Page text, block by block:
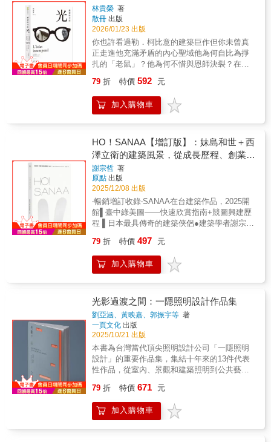
Chaos" as his core philosophy, he aimed to
translate Hong Kong's hybridity and grassroots
culture into a unique design language. He
designed the Hong Kong Arts Centre and was
one of the designers of the HKSAR emblem.
He was also among the first architects to
reform and opening-up.From his return to Hong
stroke in 2002, Tao Ho's professional life
spanned fifty years. His extensive body of
work—including designs, theoretical ideas,
and artistic creations—continues to profoundly
influence Hong Kong's urban landscape and
culture today as both experiments and
practice. By reorganising and re-examining
Tao Ho's precious archived legacy, this book
aims to reconstruct his intellectual lineage and
highlight his standing and contributions to
Hong Kong and international architectural
history.
品全集。本書即為此構想的全球中文版，經過
柯比意基金會正式授權的勒．柯比意中文作品
集。長達55年的創作生涯，這本由現代建築大
師勒．柯比意親自編輯而成的《作品全集》，
除了是「作品專輯」，更是勒・柯比意的「教
程典籍」；甚至也是「側寫傳記」或「成長日
記」，有「略傳」總述他的人生歷程，全書字
裡行間透露許多他的人生軌跡與個性特質：有
年紀輕輕就對現代藝術、工藝與建築創作學習
的想像；有對於布爾什維克的期待與幻滅；有
房子的字句；有自嘲內向封閉仿若「內有惡
犬」的方案手法；有抱怨被外洩、被竊占的創
意；有淡化在二戰期間企圖經由維琪政權取得
影響力的意圖，代之以側重技術層次與參與公
共事務的討論；有大膽抖出在國際競圖中被惡
意「做掉」，並且不諱言向國際法庭提告，指
控評審過程與結果不公，違反公告與預算，以
及最終選出作品剽竊他方案配置的歷史公案；
有為在葛蕾（Eileen Gray）房子裡塗鴉作畫的
推諉託辭；有提到兩個日本弟子協助搞定遠在
開竅；甚至有給媽媽慶生的速寫賀卡，絲毫不
遮掩他與媽媽的好感情。《作品全集》無時不
刻散發他的氣息、透露他的存在。字裡行間可
的酸楚、他的堅持、他的犬儒、他的抱負與他
的信念。這本單冊作品全集以整體總覽的架構
方式，勾勒出勒．柯比意龐然廣衍的作品體
系。相對於另一套八卷的系列作品集，本書在
內容編排上，經勒．柯比意和編輯消化後，為
系統整理的精華版，作品依據主題分類，分
為：●私人住宅建築●大型公共建築●博物館、
都市規劃▎完整呈現勒・柯比意的設計演進＆
創作歷程本書橫跨 1910 年至 1965 年，涵蓋
勒・柯比意一生中最關鍵的建築、都市計畫與
作高雄佛教堂（1954-1966）即獲臺灣省政府建
設廳十大建築首獎，隨後陸續完成三信家商波
浪大樓（1962-1963）、鳳山肉品市場（1974-
1976／1983-1985）等重要作品，並於1967年
榮獲第一屆金鼎獎十大建築師，與林慶豐、王
大閎、陳其寬、修澤蘭、沈祖海、楊卓成等人
長年深耕高雄的陳仁和卻鮮少被書寫。這不僅
外省菁英長期掌握媒體資源與話語權，在這雙
重遮蔽下，他的重要作品逐漸荒廢或消失，名
字在建築圈幾乎無人知曉。直到2000年代後
期，學界開始重新檢視這位戰後第一代本土建
築師，透過持續的田野勘查與研究，逐步展露
他在建築史上的位置。本書首度完整梳理陳仁
和的生平和建築實踐，收錄1954至1976年共22
件作品，包括早期代表作品如高雄佛教堂，由
三塔構成入口，外觀融合日式、西式與印度風
格，內部以鋼筋混凝土結構堆疊出如印度佛教
石窟的大殿空間，混搭成現代化的佛教堂；還
有著名的三信家商波浪大樓，線條錯落律動的
清水建模外牆、漸進式調整樓地板高低成階梯
教室，頂樓設日式兩坡水曲頂，屋脊兩端有象
鼻雕塑，精密力學構成會跳舞的房子；以及最
為經典的鳳山肉品市場，大膽採用「圓形市
兩座建築金鼎獎。陳仁和的作品，既是結構工
學的精采演繹，也是對南方土地的深刻回應。
他能在宗教、文教、住宅等公共與私人建築
中，混融日本、華人、西方乃至東南亞文化，
形成一種自由、大膽而具地域性的語言。他的
建築沒有宏偉姿態，卻帶著日常性的親切，你
彷彿會在高雄街頭偶遇這位和藹的歐吉桑，正
色首度系統性梳理，完整回顧陳仁和的生平、
足長期「重北輕南」的臺灣建築史缺口。臺灣
地域主義典範，藉融匯日本、華人、西方乃至
東南亞文化，陳仁和創造出自由且大膽的建築
建築師的美國近代建築先驅。勒．柯比意，他
徹底顛覆建築標準，是建築師中的建築師。貝
聿銘，是現代主義建築的最後一位大師，他強
調：「建築是人生的鏡子，是社會的縮影。」
安藤忠雄，對清水混擬土的熱愛讓他被稱為柯
比意第二，他信奉：「你帶給一個人無，他必
將思考從無知中能夠成就什麼。」還有華特．
根、法蘭克．蓋瑞、阿道．羅西、倫佐．皮亞
諾、雷姆．庫哈斯、札哈．哈蒂。他們曾經立
志作一名建築師，也曾經誓言為建築付出一輩
不是一路順利完成自己的夢想，他們從默默無
名到成為全球美學的指標，他們從黑暗與沉默
中走向光芒耀眼的世界舞台，這一本濃縮了人
類藝術與文化的建築之旅，加上建築師的傳奇
人生，讓你從漫畫與故事中，驚艷創意的啟
發，15位20世紀最重要的建築師帶領你走進一
場翻天覆地的人文之旅，誕生屬於你自己的建
築知識史與生活思考。本書特色1.完整收錄20
世紀15位傳奇建築大師的生命故事，包含安東
尼．高第、密斯．凡德羅、勒．柯比意、貝聿
故事，161件影響世界美學的不朽作品誕生故事
一次瞭解。3.以水彩風格的精緻插圖呈現建築
之美，閱讀更添增想像。4.圖解建築工法：平
面圖、立面圖、剖面圖，一看就懂設計細節。
5.學習有脈絡：15張大事記年表為你統整建築
大師生平。6.建築大師名言語錄經典收藏。
林貴榮 著
散冊 出版
2026/01/23 出版
你也許看過勒．柯比意的建築巨作但你未曾真
正走進他充滿矛盾的內心聖域他為何自比為掙
扎的「老鼠」？他為何不惜與恩師決裂？在理
孤獨？建築師林貴榮以深具同理的筆觸，描繪
勒．柯比意在神壇下的真實掙扎與人性光輝。
這是一趟精神旅程，邀請您重新認識一個在衝
國勒．柯比意基金會特別授權 ✺ 獨家收錄多幅
珍貴官方照片✦專序推薦法國勒．柯比意基金
會主席、法國在臺協會文化合作與交流處處長
✦名家推薦江賢二 藝術家 姚仁喜 建築師鄭
治桂 藝術評論家 謝佩霓 藝評家、策展人✦
專業推薦曾光宗、廖偉立、胡琮淨、徐明松▍
你，準備好顛覆您對勒．柯比意的所有認知了
嗎？對建築有一定程度認識的人，大多聽過
勒．柯比意。他是現代建築之父，他所提倡的
機能主義及「現代建築五要點」隨著作品傳揚
在幾個大型都市計畫中提出的高層建築、立體
交叉、開放空間與交通系統，更是大刀闊斧地
改革了現代都市的樣貌。然而，上述這些想
勢力的強烈挑釁！在建築師林貴榮眼中，勒．
柯比意在保守的二十世紀初，以叛逆者與革命
家的姿態，勇於向僵化的建築教育和保守的創
作觀念發出最直接的挑戰，甚至不惜與尊敬的
學校導師決裂，只為了走出他所堅持信仰的那
條現代建築之路，是他更值得為世人所認識的
一面。林貴榮更深入勒．柯比意的矛盾核心：
暖；他雖被學院排斥，最終卻以毫不妥協的姿
態，成為現代主義的全球旗手。林貴榮的論述
既具學術深度，又充滿敘事張力，引領讀者穿
79 折 特價 592 元
加入購物車
HO！SANAA【增訂版】：妹島和世＋西
澤立衛的建築風景，從成長歷程、創業起
始、創作養分、旅行壯遊到作品風格
謝宗哲 著
原點 出版
2025/12/08 出版
‧暢銷增訂收錄‧SANAA在台建築作品，2025開
館▌臺中綠美圖――快速欣賞指南+競圖興建歷
程 ▌日本最具傳奇的建築俠侶●建築學者謝宗哲
選粹導覽＋與台灣因緣＋日本名家SANAA論伊
東豊雄、石上純也、五十嵐太郎、長谷川祐子
──訴說你不知道的SANAA故事臺中綠美圖、
旅行壯遊到作品風格◎在旅行中被賦予勇氣，
並親身感受這世上的瞬息萬變。──妹島和世◎
跟妹島學到最多的，是她面對建築的姿勢。──
石上純也【本書特色】● 全書由永真急制設計
師陳聖智操刀，美術紙精印＋精緻燙箔、廣開
本裝幀●不只是作品，多向度的認識論：從性
格、歷程到與台灣合作秘辛●從發跡作品、經典
之作到登陸台灣，有脈絡、有系統的作品導覽●
不同名家的SANAA論─伊東豊雄∣石上純也∣五十
哈斯、尚‧努維勒到北非、印度，看見SANAA旅
行中的感動&收穫●增訂收錄：臺中綠美圖――
快速欣賞指南●特別收錄：妹島和世、西澤立衛
79 折 特價 497 元
加入購物車
光影過渡之間：一隱照明設計作品集
劉亞涵、黃映嘉、郭振宇等 著
一頁文化 出版
2025/10/21 出版
本書為台灣當代頂尖照明設計公司「一隱照明
設計」的重要作品集，集結十年來的13件代表
性作品，從室內、景觀和建築照明到公共藝術
作出融合舒適、美感、文化底蘊與情感連結的
照明設計，為台灣照明設計開啟了全新視野。
本書不僅帶來一場光與影的美學之旅，也將為
79 折 特價 671 元
加入購物車